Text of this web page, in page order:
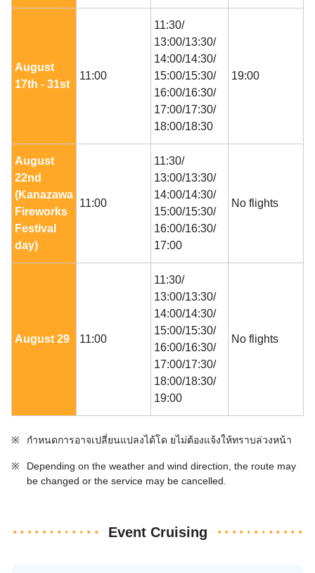
August
17th - 31st
11:00
11:30/
13:00/13:30/
14:00/14:30/
15:00/15:30/
16:00/16:30/
17:00/17:30/
18:00/18:30
19:00
August
22nd
(Kanazawa
Fireworks
Festival
day)
11:00
11:30/
13:00/13:30/
14:00/14:30/
15:00/15:30/
16:00/16:30/
17:00
No flights
August 29 11:00
11:30/
13:00/13:30/
14:00/14:30/
15:00/15:30/
16:00/16:30/
17:00/17:30/
18:00/18:30/
19:00
No flights
※ กำหนดการอาจเปลี่ยนแปลงได้โด ยไม่ต้องแจ้งให้ทราบล่วงหน้า
※
Depending on the weather and wind direction, the route may
be changed or the service may be cancelled.
Event Cruising